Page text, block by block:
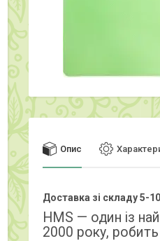
Опис
Доставка зі складу 5-
HMS — один із
2000 року,